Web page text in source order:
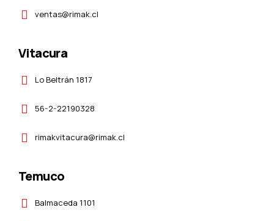
ventas@rimak.cl
Vitacura
Lo Beltrán 1817
56-2-22190328
rimakvitacura@rimak.cl
Temuco
Balmaceda 1101